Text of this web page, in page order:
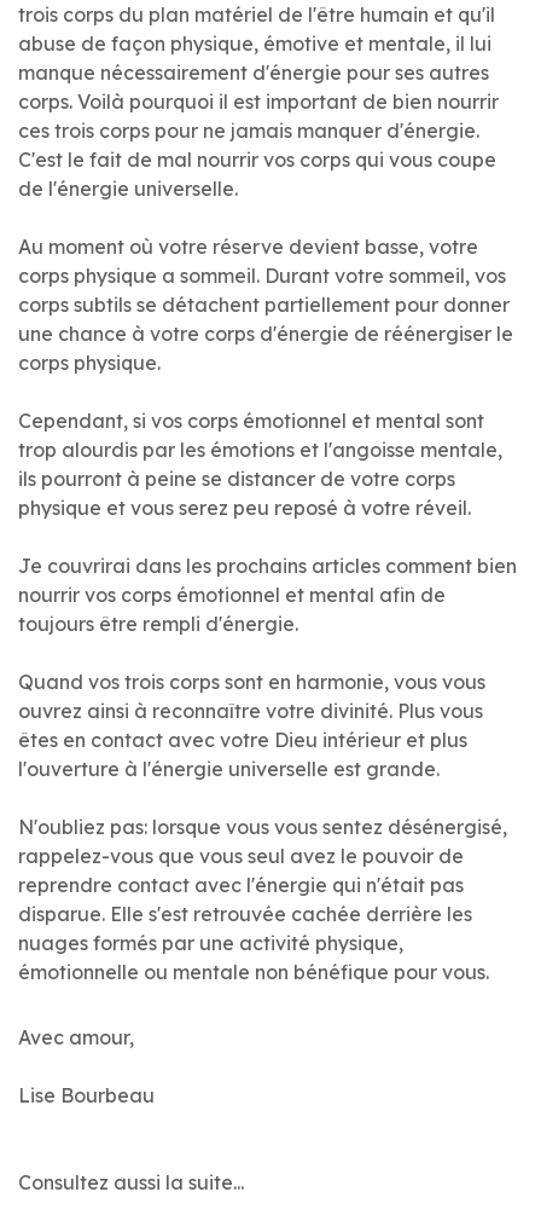
trois corps du plan matériel de l'être humain et qu'il
abuse de façon physique, émotive et mentale, il lui
manque nécessairement d'énergie pour ses autres
corps. Voilà pourquoi il est important de bien nourrir
ces trois corps pour ne jamais manquer d'énergie.
C'est le fait de mal nourrir vos corps qui vous coupe
de l'énergie universelle.
Au moment où votre réserve devient basse, votre
corps physique a sommeil. Durant votre sommeil, vos
corps subtils se détachent partiellement pour donner
une chance à votre corps d'énergie de réénergiser le
corps physique.
Cependant, si vos corps émotionnel et mental sont
trop alourdis par les émotions et l'angoisse mentale,
ils pourront à peine se distancer de votre corps
physique et vous serez peu reposé à votre réveil.
Je couvrirai dans les prochains articles comment bien
nourrir vos corps émotionnel et mental afin de
toujours être rempli d'énergie.
Quand vos trois corps sont en harmonie, vous vous
ouvrez ainsi à reconnaître votre divinité. Plus vous
êtes en contact avec votre Dieu intérieur et plus
l'ouverture à l'énergie universelle est grande.
N'oubliez pas: lorsque vous vous sentez désénergisé,
rappelez-vous que vous seul avez le pouvoir de
reprendre contact avec l'énergie qui n'était pas
disparue. Elle s'est retrouvée cachée derrière les
nuages formés par une activité physique,
émotionnelle ou mentale non bénéfique pour vous.
Avec amour,
Lise Bourbeau
Consultez aussi la suite...